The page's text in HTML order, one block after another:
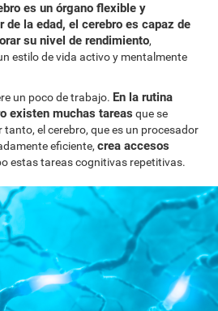
es un órgano flexible y
de la edad, el cerebro es capaz de
su nivel de rendimiento,
estilo de vida activo y mentalmente
un poco de trabajo. En la rutina
existen muchas tareas que se
tanto, el cerebro, que es un procesador
eficiente,crea accesos
estas tareas cognitivas repetitivas.